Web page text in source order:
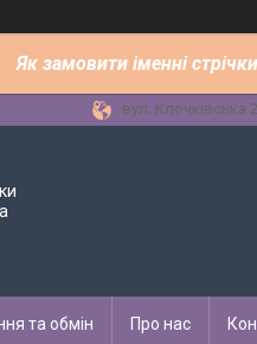
Як замовити іменні
вул. Клочківська
та обмін Про нас